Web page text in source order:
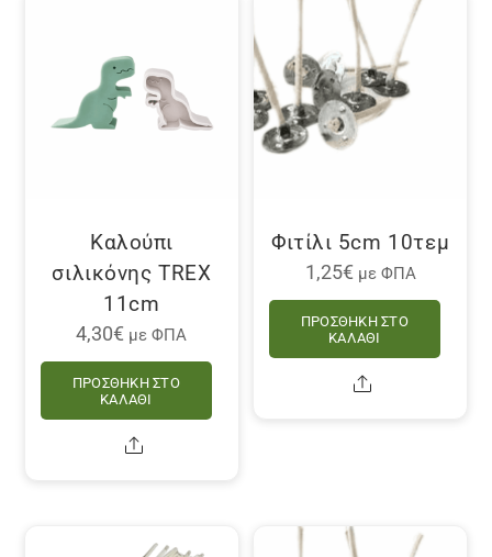
Καλούπι
σιλικόνης TREX
11cm
4,30€ με ΦΠΑ
ΠΡΟΣΘΉΚΗ ΣΤΟ
ΚΑΛΆΘΙ
Share
Φιτίλι 5cm 10τεμ
1,25€ με ΦΠΑ
ΠΡΟΣΘΉΚΗ ΣΤΟ
ΚΑΛΆΘΙ
Share